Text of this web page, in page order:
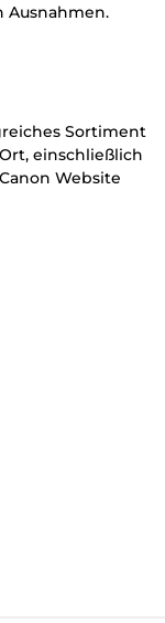
Ausnahmen.
Sortiment
einschließlich
Website